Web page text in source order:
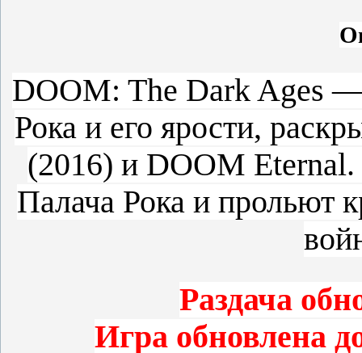
DOOM: The Dark Ages —
Рока и его ярости,
(2016) и DOOM
Палача Рока и прольют
Раздача
Игра обновлена